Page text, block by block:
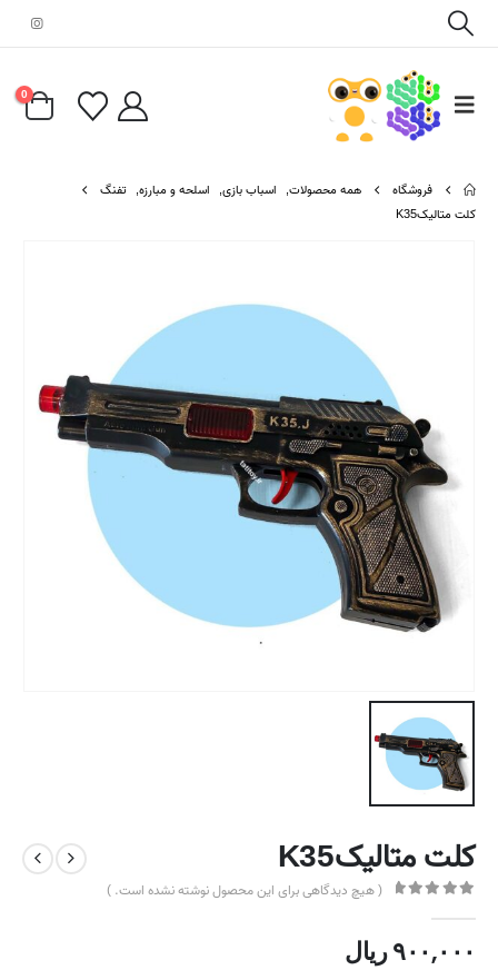
0
فروشگاه همه محصولات, اسباب بازی, اسلحه و مبارزه, تفنگ
کلت متالیکK35
کلت متالیکK35
( هیچ دیدگاهی برای این محصول نوشته نشده است. )
۹۰۰,۰۰۰ریال